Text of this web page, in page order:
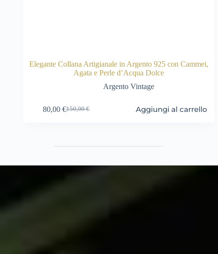
Elegante Collana Artigianale in Argento 925 con Cammei,
Agata e Perle d’Acqua Dolce
Argento Vintage
150,00€
Il
150,00 €.
80,00 €Il
80,00 €.
Aggiungi al carrello